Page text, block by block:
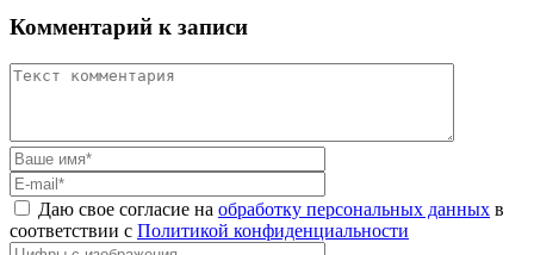
Комментарий к записи
Даю свое согласие на обработку персональных данных в
соответствии с Политикой конфиденциальности